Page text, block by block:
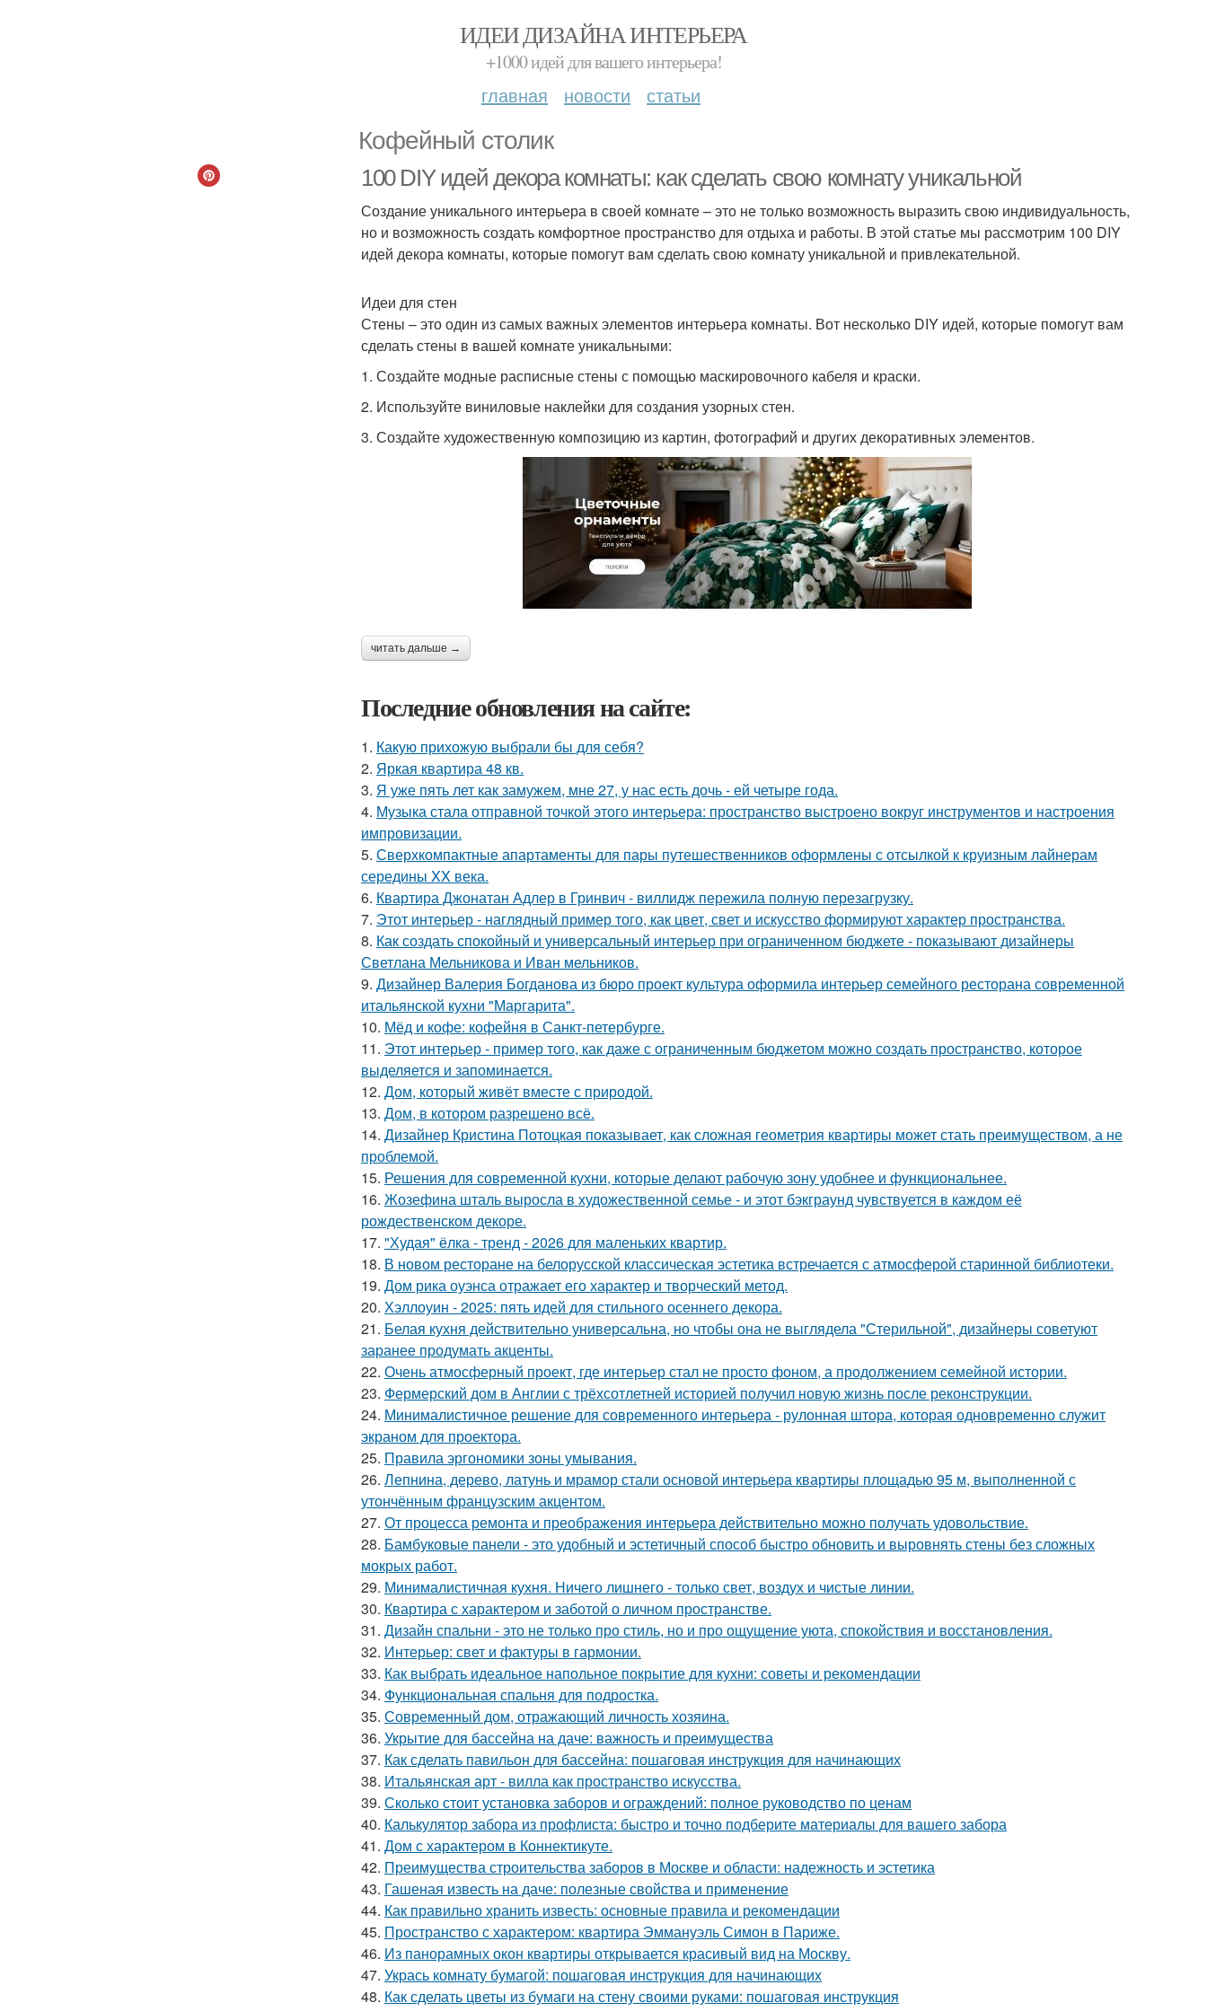
ИДЕИ ДИЗАЙНА ИНТЕРЬЕРА
+1000 идей для вашего интерьера!
главная новости статьи
Кофейный столик
100 DIY идей декора комнаты: как сделать свою комнату уникальной
Создание уникального интерьера в своей комнате – это не только возможность выразить свою индивидуальность,
но и возможность создать комфортное пространство для отдыха и работы. В этой статье мы рассмотрим 100 DIY
идей декора комнаты, которые помогут вам сделать свою комнату уникальной и привлекательной.
Идеи для стен
Стены – это один из самых важных элементов интерьера комнаты. Вот несколько DIY идей, которые помогут вам
сделать стены в вашей комнате уникальными:
1. Создайте модные расписные стены с помощью маскировочного кабеля и краски.
2. Используйте виниловые наклейки для создания узорных стен.
3. Создайте художественную композицию из картин, фотографий и других декоративных элементов.
читать дальше →
Последние обновления на сайте:
1. Какую прихожую выбрали бы для себя?
2. Яркая квартира 48 кв.
3. Я уже пять лет как замужем, мне 27, у нас есть дочь - ей четыре года.
4. Музыка стала отправной точкой этого интерьера: пространство выстроено вокруг инструментов и настроения
импровизации.
5. Сверхкомпактные апартаменты для пары путешественников оформлены с отсылкой к круизным лайнерам
середины XX века.
6. Квартира Джонатан Адлер в Гринвич - виллидж пережила полную перезагрузку.
7. Этот интерьер - наглядный пример того, как цвет, свет и искусство формируют характер пространства.
8. Как создать спокойный и универсальный интерьер при ограниченном бюджете - показывают дизайнеры
Светлана Мельникова и Иван мельников.
9. Дизайнер Валерия Богданова из бюро проект культура оформила интерьер семейного ресторана современной
итальянской кухни "Маргарита".
10. Мёд и кофе: кофейня в Санкт-петербурге.
11. Этот интерьер - пример того, как даже с ограниченным бюджетом можно создать пространство, которое
выделяется и запоминается.
12. Дом, который живёт вместе с природой.
13. Дом, в котором разрешено всё.
14. Дизайнер Кристина Потоцкая показывает, как сложная геометрия квартиры может стать преимуществом, а не
проблемой.
15. Решения для современной кухни, которые делают рабочую зону удобнее и функциональнее.
16. Жозефина шталь выросла в художественной семье - и этот бэкграунд чувствуется в каждом её
рождественском декоре.
17. "Худая" ёлка - тренд - 2026 для маленьких квартир.
18. В новом ресторане на белорусской классическая эстетика встречается с атмосферой старинной библиотеки.
19. Дом рика оуэнса отражает его характер и творческий метод.
20. Хэллоуин - 2025: пять идей для стильного осеннего декора.
21. Белая кухня действительно универсальна, но чтобы она не выглядела "Стерильной", дизайнеры советуют
заранее продумать акценты.
22. Очень атмосферный проект, где интерьер стал не просто фоном, а продолжением семейной истории.
23. Фермерский дом в Англии с трёхсотлетней историей получил новую жизнь после реконструкции.
24. Минималистичное решение для современного интерьера - рулонная штора, которая одновременно служит
экраном для проектора.
25. Правила эргономики зоны умывания.
26. Лепнина, дерево, латунь и мрамор стали основой интерьера квартиры площадью 95 м, выполненной с
утончённым французским акцентом.
27. От процесса ремонта и преображения интерьера действительно можно получать удовольствие.
28. Бамбуковые панели - это удобный и эстетичный способ быстро обновить и выровнять стены без сложных
мокрых работ.
29. Минималистичная кухня. Ничего лишнего - только свет, воздух и чистые линии.
30. Квартира с характером и заботой о личном пространстве.
31. Дизайн спальни - это не только про стиль, но и про ощущение уюта, спокойствия и восстановления.
32. Интерьер: свет и фактуры в гармонии.
33. Как выбрать идеальное напольное покрытие для кухни: советы и рекомендации
34. Функциональная спальня для подростка.
35. Современный дом, отражающий личность хозяина.
36. Укрытие для бассейна на даче: важность и преимущества
37. Как сделать павильон для бассейна: пошаговая инструкция для начинающих
38. Итальянская арт - вилла как пространство искусства.
39. Сколько стоит установка заборов и ограждений: полное руководство по ценам
40. Калькулятор забора из профлиста: быстро и точно подберите материалы для вашего забора
41. Дом с характером в Коннектикуте.
42. Преимущества строительства заборов в Москве и области: надежность и эстетика
43. Гашеная известь на даче: полезные свойства и применение
44. Как правильно хранить известь: основные правила и рекомендации
45. Пространство с характером: квартира Эммануэль Симон в Париже.
46. Из панорамных окон квартиры открывается красивый вид на Москву.
47. Укрась комнату бумагой: пошаговая инструкция для начинающих
48. Как сделать цветы из бумаги на стену своими руками: пошаговая инструкция